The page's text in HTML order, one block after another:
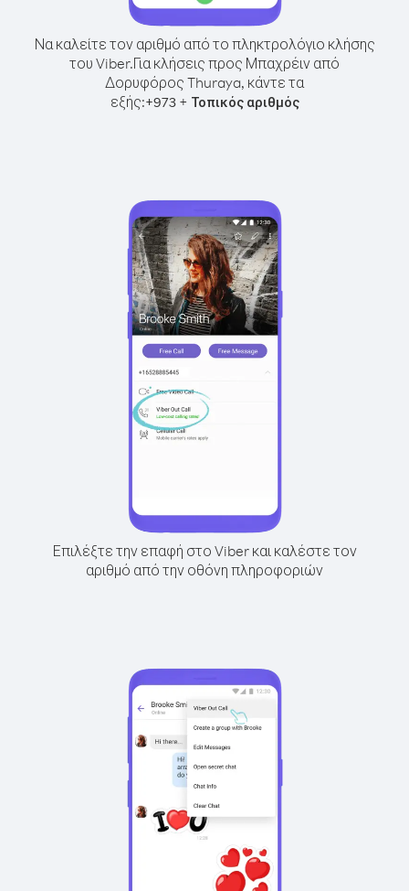
Να καλείτε τον αριθμό από το πληκτρολόγιο κλήσης
του Viber.Για κλήσεις προς Μπαχρέιν από
Δορυφόρος Thuraya, κάντε τα
εξής:+973+ Τοπικός αριθμός
Επιλέξτε την επαφή στο Viber και καλέστε τον
αριθμό από την οθόνη πληροφοριών